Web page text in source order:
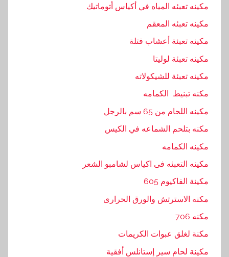
مكينه تعبئه المياه في أكياس أتوماتيك
مكينه تعبئه المعقم
مكينه تعبئة أعشاب فتلة
مكينه تعبئة لوليتا
مكينه تعبئة للشيكولاته
مكنه تبنيط الكمامه
مكينه اللحام من 65 سم بالرجل
مكنه بتلحم الشماعه في الكيس
مكينه الكمامه
مكينه التعبئه فى اكياس لشامبو الشعر
مكينة الفاكيوم 605
مكنه الاسترتش والورق الحرارى
مكنه 706
مكنة لغلق عبوات الكريمات
مكينة لحام سير إستانلس أفقية